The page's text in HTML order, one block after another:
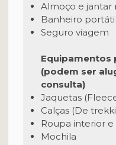
Almoço e jantar
Banheiro portátil
Seguro viagem
Equipamentos
(podem ser
consulta)
Jaquetas
Calças (De
Roupa interior
Mochila